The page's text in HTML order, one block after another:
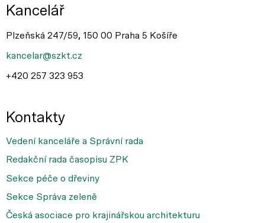
Kancelář
Plzeňská 247/59, 150 00 Praha 5 Košíře
kancelar@szkt.cz
+420 257 323 953
Kontakty
Vedení kanceláře a Správní rada
Redakční rada časopisu ZPK
Sekce péče o dřeviny
Sekce Správa zeleně
Česká asociace pro krajinářskou architekturu